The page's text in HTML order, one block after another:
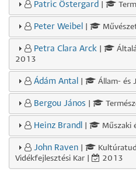
Patric Östergard
Peter Weibel
Petra Clara Arck
2013
Ádám Antal Állam- és
Bergou János
Heinz Brandl Műszaki
John Raven
Vidékfejlesztési Kar |
2013